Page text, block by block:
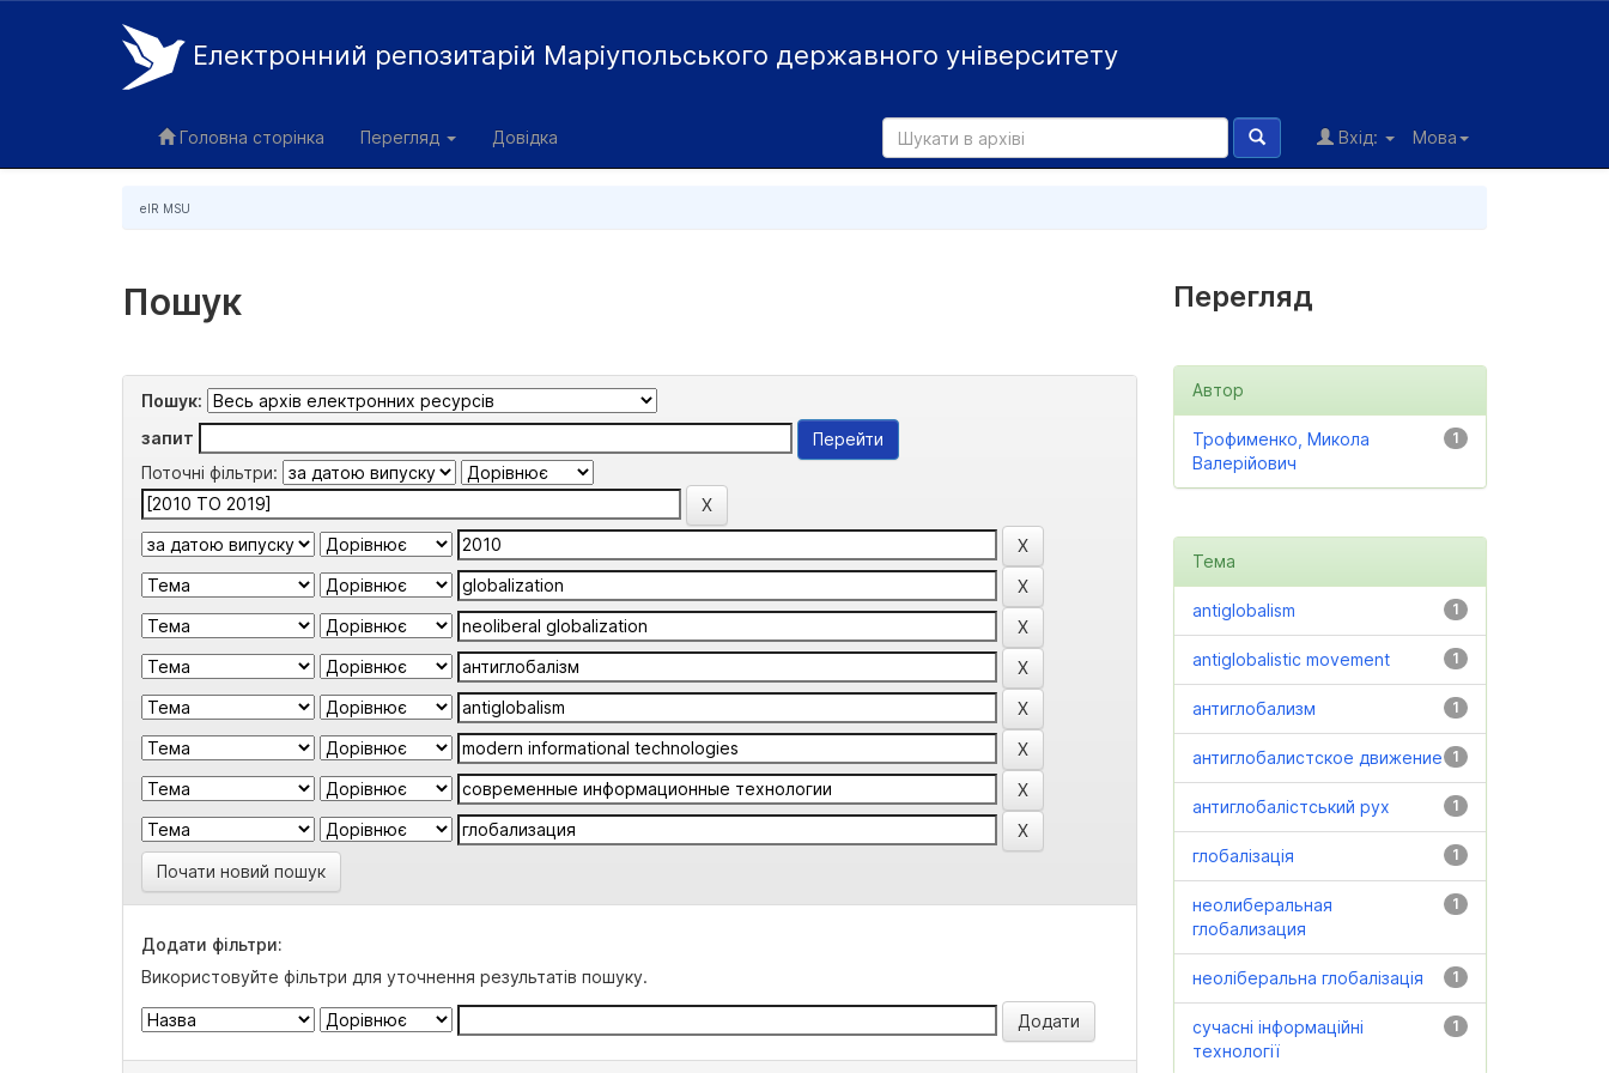
Електронний репозитарій Маріупольського державного університету
Головна сторінка Перегляд Довідка Мова
Вхід:
eIR MSU
Пошук
Пошук:
запит
Поточні фільтри:
Почати новий пошук
Додати фільтри:
Використовуйте фільтри для уточнення результатів пошуку.
Перегляд
Автор
1
Трофименко, Микола
Валерійович
Тема
1
antiglobalism
1
antiglobalistic movement
1
антиглобализм
1
антиглобалистское движение
1
антиглобалістський рух
1
глобалізація
1
неолиберальная
глобализация
1
неоліберальна глобалізація
1
сучасні інформаційні
технології